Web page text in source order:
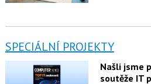
SPECIÁLNÍ PROJEKTY
Našli jsme
soutěže IT